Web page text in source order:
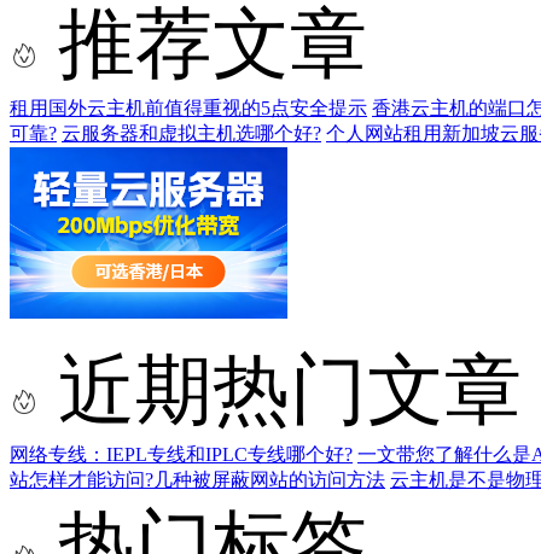
推荐文章
租用国外云主机前值得重视的5点安全提示 香港云主机的端口
可靠? 云服务器和虚拟主机选哪个好? 个人网站租用新加坡云
近期热门文章
网络专线：IEPL专线和IPLC专线哪个好? 一文带您了解什么是
站怎样才能访问?几种被屏蔽网站的访问方法 云主机是不是物